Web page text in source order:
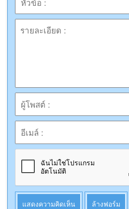
แสดงความคิดเห็น ล้างฟอร์ม